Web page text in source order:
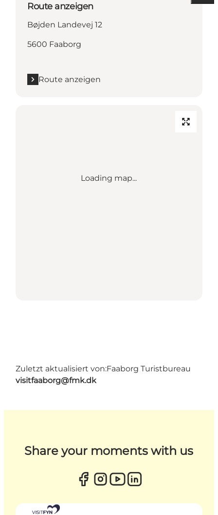
Route anzeigen
Bøjden Landevej 12
5600 Faaborg
Route anzeigen
Loading map...
Zuletzt aktualisiert von:Faaborg Turistbureau
visitfaaborg@fmk.dk
Share your moments with us